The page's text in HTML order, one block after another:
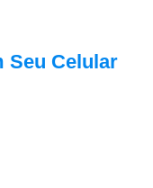
Seu Celular